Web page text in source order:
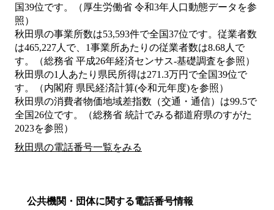
国39位です。（厚生労働省 令和3年人口動態データを参
照）
秋田県の事業所数は53,593件で全国37位です。従業者数
は465,227人で、1事業所あたりの従業者数は8.68人で
す。（総務省 平成26年経済センサス‐基礎調査を参照）
秋田県の1人あたり県民所得は271.3万円で全国39位で
す。（内閣府 県民経済計算(令和元年度)を参照）
秋田県の消費者物価地域差指数（交通・通信）は99.5で
全国26位です。（総務省 統計でみる都道府県のすがた
2023を参照）
秋田県の電話番号一覧をみる
公共機関・団体に関する電話番号情報